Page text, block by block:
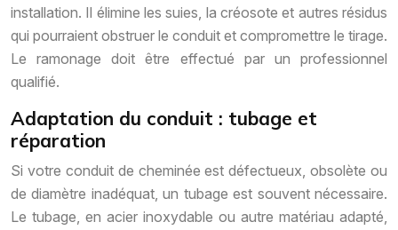
installation. Il élimine les suies, la créosote et autres résidus
qui pourraient obstruer le conduit et compromettre le tirage.
Le ramonage doit être effectué par un professionnel
qualifié.
Adaptation du conduit : tubage et
réparation
Si votre conduit de cheminée est défectueux, obsolète ou
de diamètre inadéquat, un tubage est souvent nécessaire.
Le tubage, en acier inoxydable ou autre matériau adapté,